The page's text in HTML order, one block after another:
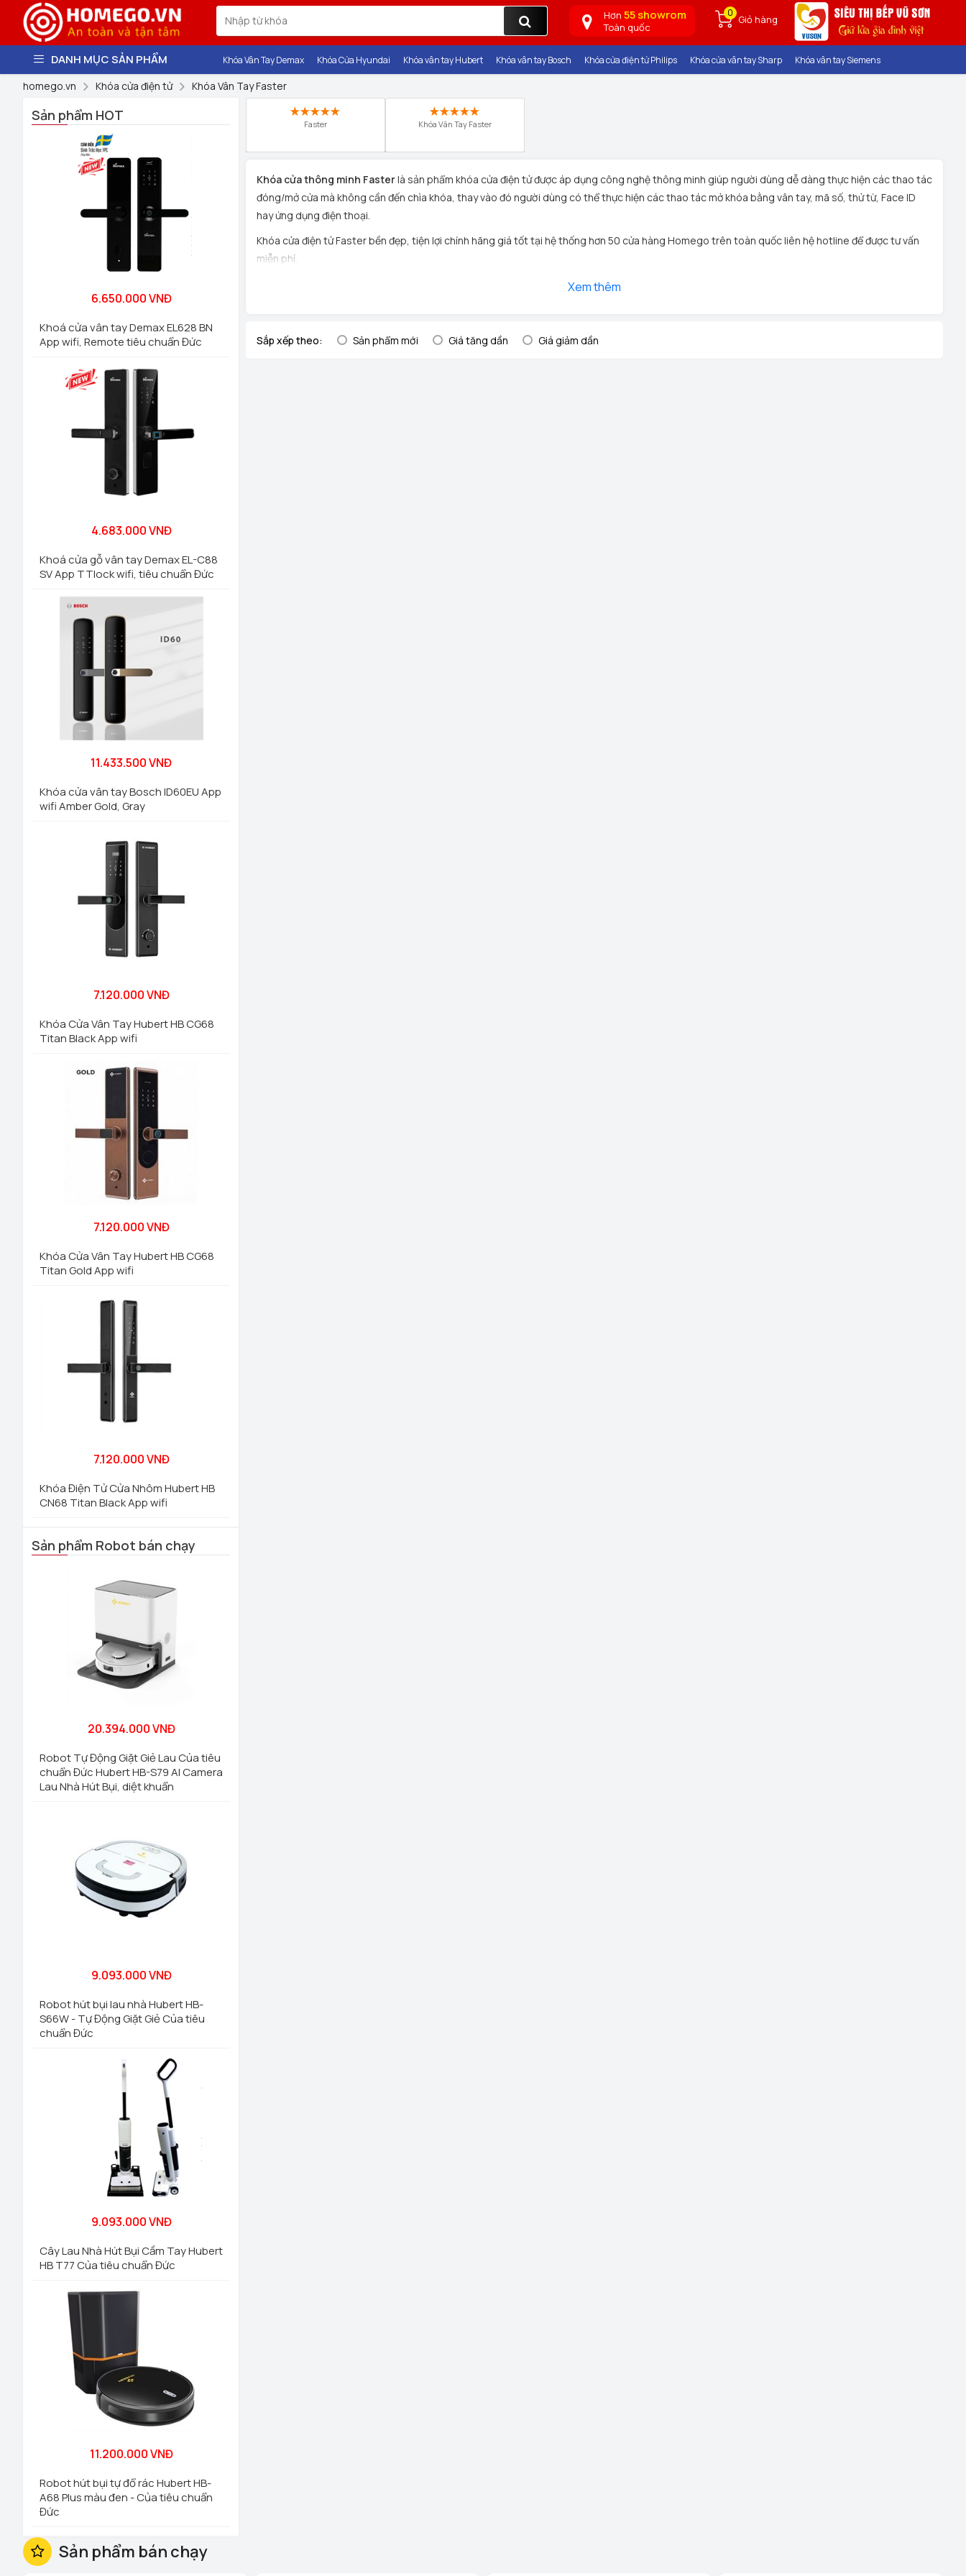
Hơn 55 showrom
Toàn quốc
0
Giỏ hàng
DANH MỤC SẢN PHẨM Khóa Vân Tay Demax Khóa Cửa Hyundai Khóa vân tay Hubert Khóa vân tay Bosch Khóa cửa điện tử Philips Khóa cửa vân tay Sharp Khóa vân tay Siemens
homego.vn Khóa cửa điện tử Khóa Vân Tay Faster
Sản phẩm HOT
6.650.000 VNĐ
Khoá cửa vân tay Demax EL628 BN
App wifi, Remote tiêu chuẩn Đức
4.683.000 VNĐ
Khoá cửa gỗ vân tay Demax EL-C88
SV App TTlock wifi, tiêu chuẩn Đức
11.433.500 VNĐ
Khóa cửa vân tay Bosch ID60EU App
wifi Amber Gold, Gray
7.120.000 VNĐ
Khóa Cửa Vân Tay Hubert HB CG68
Titan Black App wifi
7.120.000 VNĐ
Khóa Cửa Vân Tay Hubert HB CG68
Titan Gold App wifi
7.120.000 VNĐ
Khóa Điện Tử Cửa Nhôm Hubert HB
CN68 Titan Black App wifi
Sản phẩm Robot bán chạy
20.394.000 VNĐ
Robot Tự Động Giặt Giẻ Lau Của tiêu
chuẩn Đức Hubert HB-S79 AI Camera
Lau Nhà Hút Bụi, diệt khuẩn
9.093.000 VNĐ
Robot hút bụi lau nhà Hubert HB-
S66W - Tự Động Giặt Giẻ Của tiêu
chuẩn Đức
9.093.000 VNĐ
Cây Lau Nhà Hút Bụi Cầm Tay Hubert
HB T77 Của tiêu chuẩn Đức
11.200.000 VNĐ
Robot hút bụi tự đổ rác Hubert HB-
A68 Plus màu đen - Của tiêu chuẩn
Đức
Faster Khóa Vân Tay Faster
Khóa cửa thông minh Fasterlà sản phẩm khóa cửa điện tử được áp dụng công nghệ thông minh giúp người dùng dễ dàng thực hiện các thao tác
đóng/mở cửa mà không cần đến chìa khóa, thay vào đó người dùng có thể thực hiện các thao tác mở khóa bằng vân tay, mã số, thử từ, Face ID
hay ứng dụng điện thoại.
Khóa cửa điện tử Faster bền đẹp, tiện lợi chính hãng giá tốt tại hệ thống hơn 50 cửa hàng Homego trên toàn quốc liên hệ hotline để được tư vấn
miễn phí.
Xem thêm
Sắp xếp theo: Sản phẩm mới Giá tăng dần Giá giảm dần
Sản phẩm bán chạy